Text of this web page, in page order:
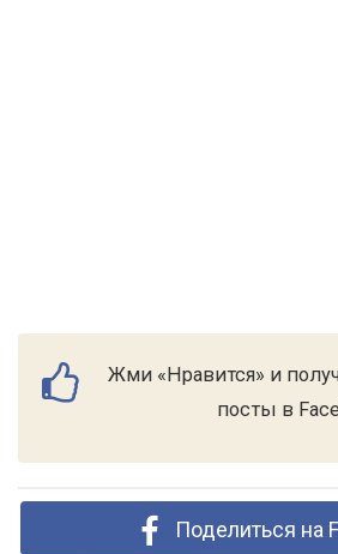
Жми «Нравится» и
посты в
Поделиться на